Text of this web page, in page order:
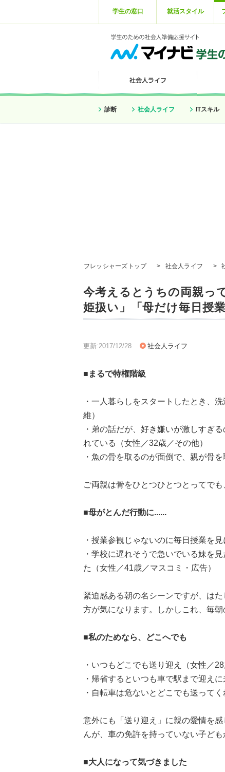
学生の窓口 就活スタイル
診断 社会人ライフ ITスキル
フレッシャーズトップ > 社会人ライフ >
今考えるとうちの両親っ
姫扱い」「母だけ毎日授業
更新:2017/12/28 社会人ライフ
■まるで特権階級
・一人暮らしをスタートしたとき、
維）
・弟の話だが、好き嫌いが激しすぎ
れている（女性／32歳／その他）
・魚の骨を取るのが面倒で、親が骨
ご両親は骨をひとつひとつとってで
■母がとんだ行動に......
・授業参観じゃないのに毎日授業を
・学校に遅れそうで急いでいる妹を
た（女性／41歳／マスコミ・広告）
緊迫感ある朝の名シーンですが、は
方が気になります。しかしこれ、毎朝
■私のためなら、どこへでも
・いつもどこでも送り迎え（女性／
・帰省するといつも車で駅まで迎え
・自転車は危ないとどこでも送って
意外にも「送り迎え」に親の愛情を
んが、車の免許を持っていない子ど
■大人になって気づきました